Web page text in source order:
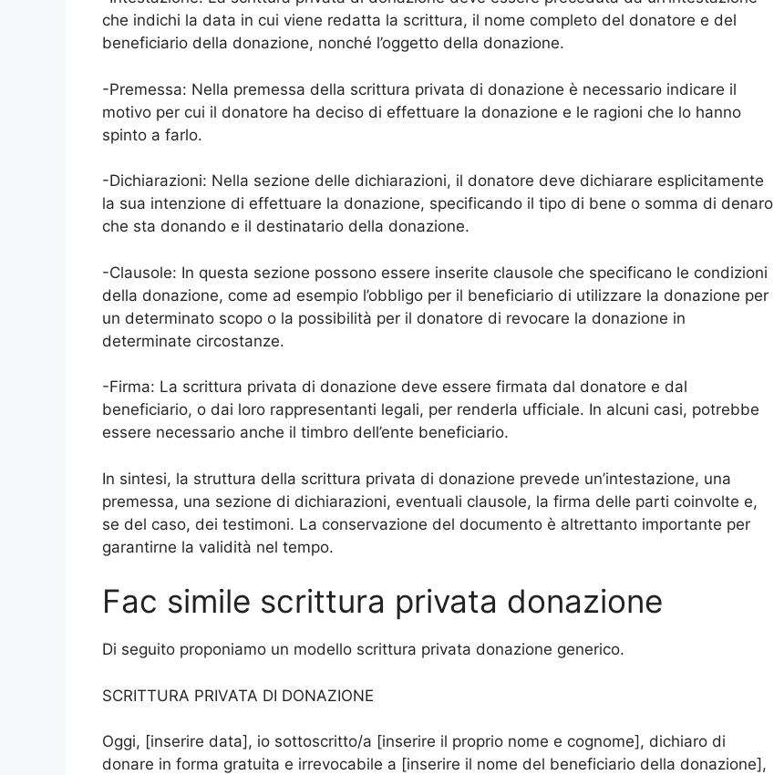
che indichi la data in cui viene redatta la scrittura, il nome completo del donatore e del
beneficiario della donazione, nonché l’oggetto della donazione.
-Premessa: Nella premessa della scrittura privata di donazione è necessario indicare il
motivo per cui il donatore ha deciso di effettuare la donazione e le ragioni che lo hanno
spinto a farlo.
-Dichiarazioni: Nella sezione delle dichiarazioni, il donatore deve dichiarare esplicitamente
la sua intenzione di effettuare la donazione, specificando il tipo di bene o somma di denaro
che sta donando e il destinatario della donazione.
-Clausole: In questa sezione possono essere inserite clausole che specificano le condizioni
della donazione, come ad esempio l’obbligo per il beneficiario di utilizzare la donazione per
un determinato scopo o la possibilità per il donatore di revocare la donazione in
determinate circostanze.
-Firma: La scrittura privata di donazione deve essere firmata dal donatore e dal
beneficiario, o dai loro rappresentanti legali, per renderla ufficiale. In alcuni casi, potrebbe
essere necessario anche il timbro dell’ente beneficiario.
In sintesi, la struttura della scrittura privata di donazione prevede un’intestazione, una
premessa, una sezione di dichiarazioni, eventuali clausole, la firma delle parti coinvolte e,
se del caso, dei testimoni. La conservazione del documento è altrettanto importante per
garantirne la validità nel tempo.
Fac simile scrittura privata donazione
Di seguito proponiamo un modello scrittura privata donazione generico.
SCRITTURA PRIVATA DI DONAZIONE
Oggi, [inserire data], io sottoscritto/a [inserire il proprio nome e cognome], dichiaro di
donare in forma gratuita e irrevocabile a [inserire il nome del beneficiario della donazione],